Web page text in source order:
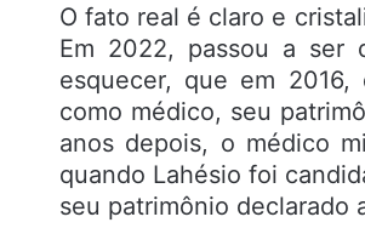
O fato real é claro e
Em 2022, passou a ser
esquecer, que em
como médico, seu
anos depois, o médico
quando Lahésio foi
seu patrimônio declarado